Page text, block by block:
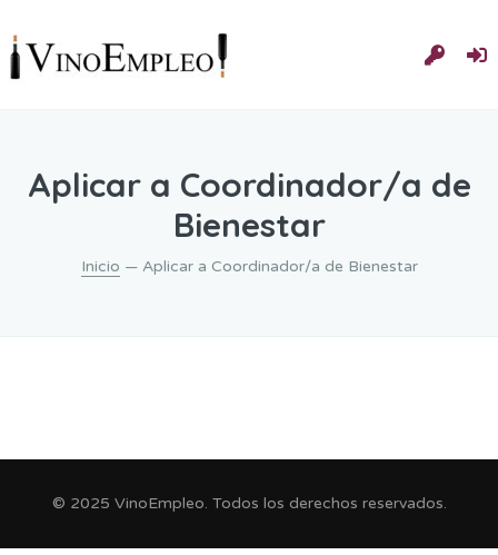
Aplicar a Coordinador/a de
Bienestar
Inicio — Aplicar a Coordinador/a de Bienestar
© 2025 VinoEmpleo. Todos los derechos reservados.